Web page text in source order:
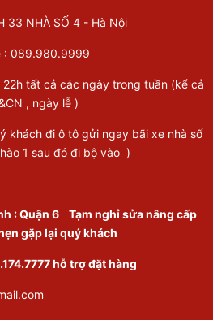
33 NHÀ SỐ 4 - Hà Nội
: 089.980.9999
tất cả các ngày trong tuần (kể cả
, ngày lễ )
khách đi ô tô gửi ngay bãi xe nhà số
1 sau đó đi bộ vào )
:Quận 6 Tạm nghỉ sửa nâng cấp
gặp lại quý khách
hỗ trợ đặt hàng